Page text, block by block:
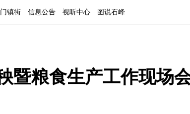
镇街 信息公告 视听中心 图说石峰
暨粮食生产工作现场